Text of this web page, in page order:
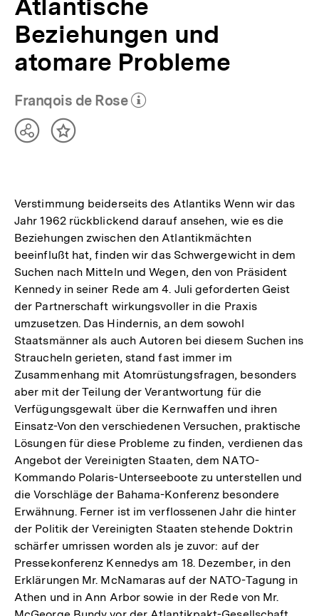
Atlantische
Beziehungen und
atomare Probleme
Franqois de Rose
(Mehr zum Autor)
TeilenInhalt
Verstimmung beiderseits des Atlantiks Wenn wir das
Jahr 1962 rückblickend darauf ansehen, wie es die
Beziehungen zwischen den Atlantikmächten
beeinflußt hat, finden wir das Schwergewicht in dem
Suchen nach Mitteln und Wegen, den von Präsident
Kennedy in seiner Rede am 4. Juli geforderten Geist
der Partnerschaft wirkungsvoller in die Praxis
umzusetzen. Das Hindernis, an dem sowohl
Staatsmänner als auch Autoren bei diesem Suchen ins
Straucheln gerieten, stand fast immer im
Zusammenhang mit Atomrüstungsfragen, besonders
aber mit der Teilung der Verantwortung für die
Verfügungsgewalt über die Kernwaffen und ihren
Einsatz-Von den verschiedenen Versuchen, praktische
Lösungen für diese Probleme zu finden, verdienen das
Angebot der Vereinigten Staaten, dem NATO-
Kommando Polaris-Unterseeboote zu unterstellen und
die Vorschläge der Bahama-Konferenz besondere
Erwähnung. Ferner ist im verflossenen Jahr die hinter
der Politik der Vereinigten Staaten stehende Doktrin
schärfer umrissen worden als je zuvor: auf der
Pressekonferenz Kennedys am 18. Dezember, in den
Erklärungen Mr. McNamaras auf der NATO-Tagung in
Athen und in Ann Arbor sowie in der Rede von Mr.